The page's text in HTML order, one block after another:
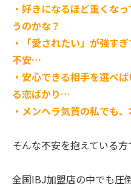
・好きになるほど重くな
うのかな？
・「愛されたい」が強す
不安…
・安心できる相手を選べ
る恋ばかり…
・メンヘラ気質の私でも
そんな不安を抱えている
全国IBJ加盟店の中でも圧